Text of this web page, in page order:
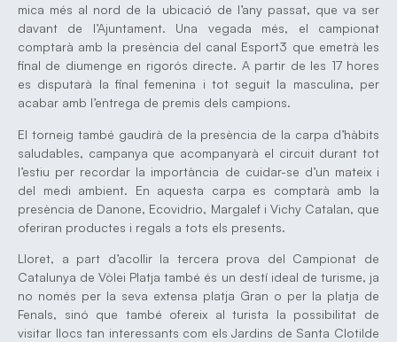
mica més al nord de la ubicació de l’any passat, que va ser
davant de l’Ajuntament. Una vegada més, el campionat
comptarà amb la presència del canal Esport3 que emetrà les
final de diumenge en rigorós directe. A partir de les 17 hores
es disputarà la final femenina i tot seguit la masculina, per
acabar amb l’entrega de premis dels campions.
El torneig també gaudirà de la presència de la carpa d’hàbits
saludables, campanya que acompanyarà el circuit durant tot
l’estiu per recordar la importància de cuidar-se d’un mateix i
del medi ambient. En aquesta carpa es comptarà amb la
presència de Danone, Ecovidrio, Margalef i Vichy Catalan, que
oferiran productes i regals a tots els presents.
Lloret, a part d’acollir la tercera prova del Campionat de
Catalunya de Vòlei Platja també és un destí ideal de turisme, ja
no només per la seva extensa platja Gran o per la platja de
Fenals, sinó que també ofereix al turista la possibilitat de
visitar llocs tan interessants com els Jardins de Santa Clotilde